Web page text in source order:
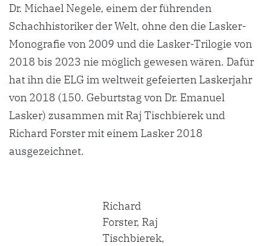
Dr. Michael Negele, einem der führenden
Schachhistoriker der Welt, ohne den die Lasker-
Monografie von 2009 und die Lasker-Trilogie von
2018 bis 2023 nie möglich gewesen wären. Dafür
hat ihn die ELG im weltweit gefeierten Laskerjahr
von 2018 (150. Geburtstag von Dr. Emanuel
Lasker) zusammen mit Raj Tischbierek und
Richard Forster mit einem Lasker 2018
ausgezeichnet.
Richard
Forster, Raj
Tischbierek,